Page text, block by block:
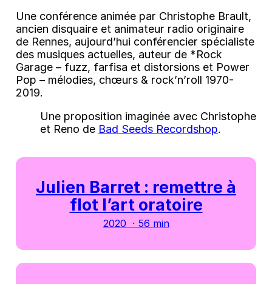
Une conférence animée par Christophe Brault,
ancien disquaire et animateur radio originaire
de Rennes, aujourd’hui conférencier spécialiste
des musiques actuelles, auteur de *Rock
Garage – fuzz, farfisa et distorsions et Power
Pop – mélodies, chœurs & rock’n’roll 1970-
2019.
Une proposition imaginée avec Christophe
et Reno de Bad Seeds Recordshop.
Julien Barret : remettre à
flot l’art oratoire
2020 · 56 min